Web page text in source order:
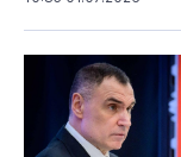
(архив)